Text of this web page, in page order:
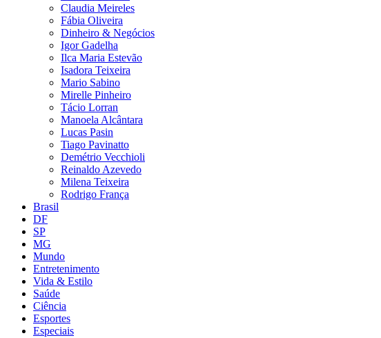
Claudia Meireles
Fábia Oliveira
Dinheiro & Negócios
Igor Gadelha
Ilca Maria Estevão
Isadora Teixeira
Mario Sabino
Mirelle Pinheiro
Tácio Lorran
Manoela Alcântara
Lucas Pasin
Tiago Pavinatto
Demétrio Vecchioli
Reinaldo Azevedo
Milena Teixeira
Rodrigo França
Brasil
DF
SP
MG
Mundo
Entretenimento
Vida & Estilo
Saúde
Ciência
Esportes
Especiais